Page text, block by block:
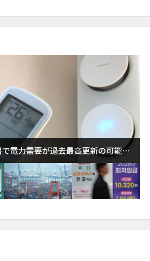
電力需要が過去最高更新の可能性
を点検